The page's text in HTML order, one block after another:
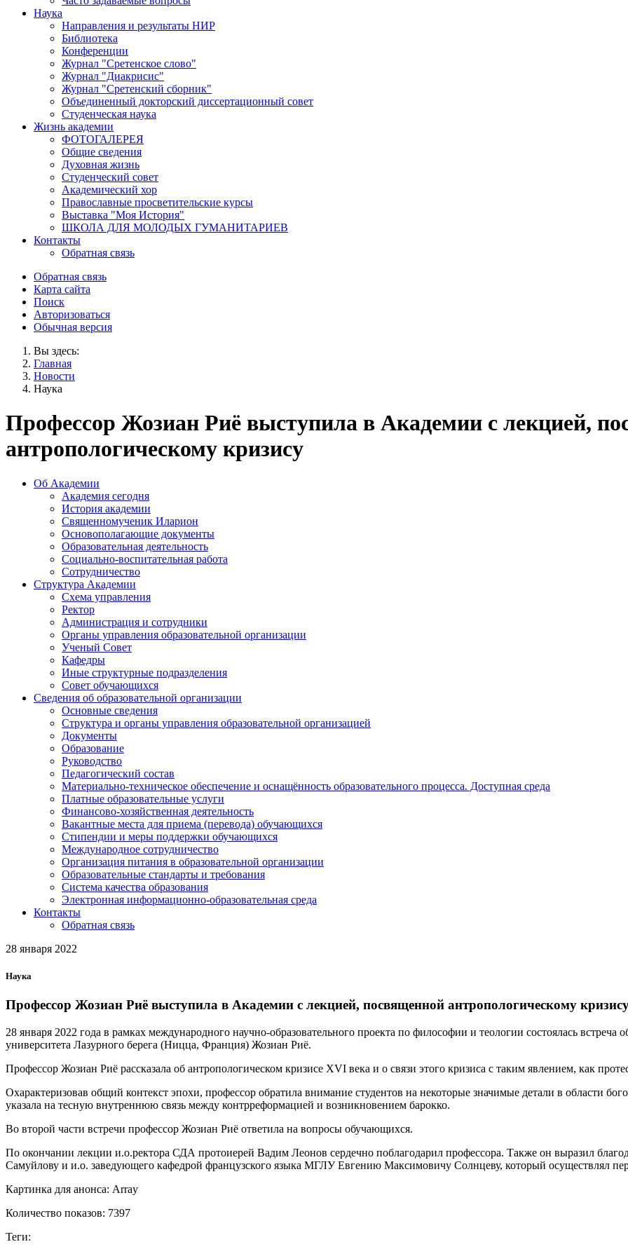
Наука
Направления и результаты НИР
Библиотека
Конференции
Журнал "Сретенское слово"
Журнал "Диакрисис"
Журнал "Сретенский сборник"
Объединенный докторский диссертационный совет
Студенческая наука
Жизнь академии
ФОТОГАЛЕРЕЯ
Общие сведения
Духовная жизнь
Студенческий совет
Академический хор
Православные просветительские курсы
Выставка "Моя История"
ШКОЛА ДЛЯ МОЛОДЫХ ГУМАНИТАРИЕВ
Контакты
Обратная связь
Обратная связь
Карта сайта
Поиск
Авторизоваться
Обычная версия
Вы здесь:
Главная
Новости
Наука
Профессор Жозиан Риё выступила в Академии с лекцией,
антропологическому кризису
Об Академии
Академия сегодня
История академии
Священномученик Иларион
Основополагающие документы
Образовательная деятельность
Социально-воспитательная работа
Сотрудничество
Структура Академии
Схема управления
Ректор
Администрация и сотрудники
Органы управления образовательной организации
Ученый Совет
Кафедры
Иные структурные подразделения
Совет обучающихся
Сведения об образовательной организации
Основные сведения
Структура и органы управления образовательной организацией
Документы
Образование
Руководство
Педагогический состав
Материально-техническое обеспечение и оснащённость образовательного процесса. Доступная среда
Платные образовательные услуги
Финансово-хозяйственная деятельность
Вакантные места для приема (перевода) обучающихся
Стипендии и меры поддержки обучающихся
Международное сотрудничество
Организация питания в образовательной организации
Образовательные стандарты и требования
Система качества образования
Электронная информационно-образовательная среда
Контакты
Обратная связь
28 января 2022
Наука
Профессор Жозиан Риё выступила в Академии с лекцией, посвященной антропологическому
28 января 2022 года в рамках международного научно-образовательного проекта по философии и теологии состоялась
университета Лазурного берега (Ницца, Франция) Жозиан Риё.
Профессор Жозиан Риё рассказала об антропологическом кризисе XVI века и о связи этого кризиса с таким явлением, как
Охарактеризовав общий контекст эпохи, профессор обратила внимание студентов на некоторые значимые детали в области
указала на тесную внутреннюю связь между контрреформацией и возникновением барокко.
Во второй части встречи профессор Жозиан Риё ответила на вопросы обучающихся.
По окончании лекции и.о.ректора СДА протоиерей Вадим Леонов сердечно поблагодарил профессора. Также он выразил
Самуйлову и и.о. заведующего кафедрой французского языка МГЛУ Евгению Максимовичу Солнцеву, который осуществлял
Картинка для анонса: Array
Количество показов: 7397
Теги: